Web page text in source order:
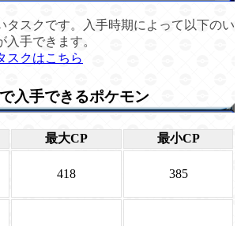
スクです。入手時期によって以下のい
手できます。
スクはこちら
入手できるポケモン
最大CP 最小CP
418 385